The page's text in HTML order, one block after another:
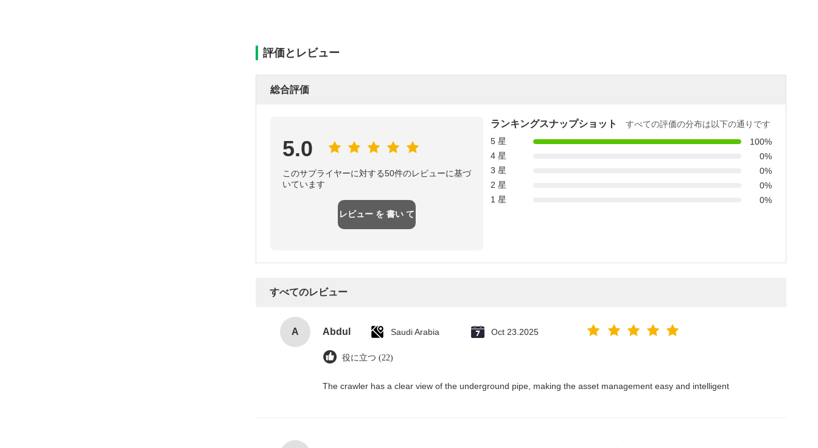
評価とレビュー
総合評価
5.0
このサプライヤーに対する50件のレビューに基づ
いています
レビュー を 書い て
ランキングスナップショット
すべての評価の分布は以下の通りです
5 星
100%
4 星
0%
3 星
0%
2 星
0%
1 星
0%
すべてのレビュー
A Abdul Saudi Arabia Oct 23.2025
役に立つ (22)
The crawler has a clear view of the underground pipe, making the asset management easy and intelligent